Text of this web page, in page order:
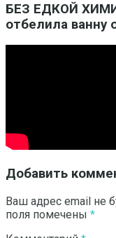
БЕЗ ЕДКОЙ
отбелила
Добавить
Ваш адрес email не
поля помечены *